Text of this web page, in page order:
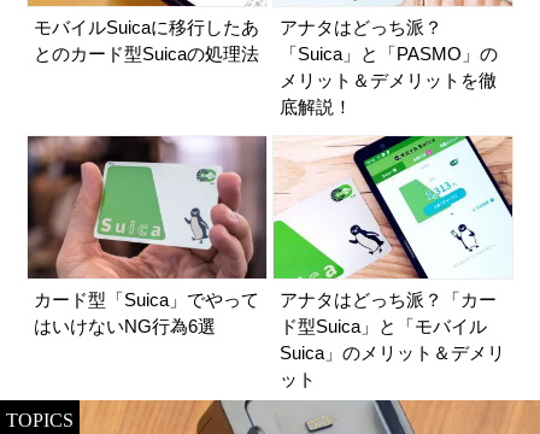
モバイルSuicaに移行したあ
とのカード型Suicaの処理法
アナタはどっち派？
「Suica」と「PASMO」の
メリット＆デメリットを徹
底解説！
カード型「Suica」でやって
はいけないNG行為6選
アナタはどっち派？「カー
ド型Suica」と「モバイル
Suica」のメリット＆デメリ
ット
TOPICS